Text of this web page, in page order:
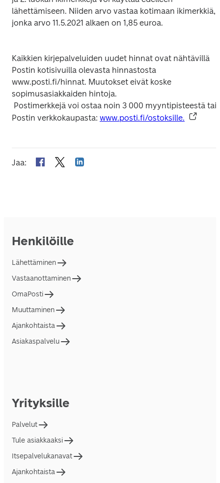
lähettämiseen. Niiden arvo vastaa kotimaan ikimerkkiä,
jonka arvo 11.5.2021 alkaen on 1,85 euroa.
Kaikkien kirjepalveluiden uudet hinnat ovat nähtävillä
Postin kotisivuilla olevasta hinnastosta
www.posti.fi/hinnat. Muutokset eivät koske
sopimusasiakkaiden hintoja.
Postin verkkokaupasta: www.posti.fi/ostoksille.
Jaa:
Henkilöille
Lähettäminen
Vastaanottaminen
OmaPosti
Muuttaminen
Ajankohtaista
Asiakaspalvelu
Yrityksille
Palvelut
Tule asiakkaaksi
Itsepalvelukanavat
Ajankohtaista